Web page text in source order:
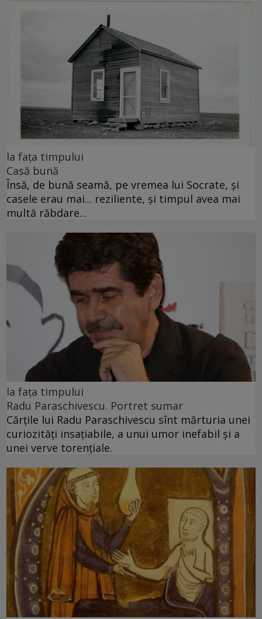
la fața timpului
Casă bună
Însă, de bună seamă, pe vremea lui Socrate, și
casele erau mai... reziliente, și timpul avea mai
multă răbdare...
la fața timpului
Radu Paraschivescu. Portret sumar
Cărţile lui Radu Paraschivescu sînt mărturia unei
curiozităţi insaţiabile, a unui umor inefabil şi a
unei verve torenţiale.